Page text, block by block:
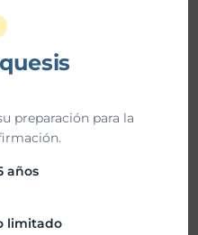
preparación para la
años
limitado